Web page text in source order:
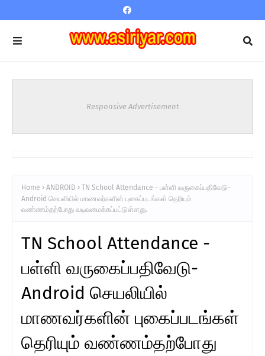
Responsive Advertisement
Home ANDROID
TN School Attendance - பள்ளி வருகைப்பதிவேடு-
Android செயலியில் மாணவர்களின் புகைப்படங்கள் தெரியும்
வண்ணம்தற்போது வடிவமைக்கப்பட்டுள்ளது.
TN School Attendance -
பள்ளி வருகைப்பதிவேடு-
Android செயலியில்
மாணவர்களின் புகைப்படங்கள்
தெரியும் வண்ணம்தற்போது